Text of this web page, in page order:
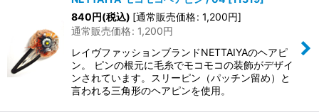
840円(税込) [通常販売価格: 1,200円]
通常販売価格: 1,200円
レイヴファッションブランドNETTAIYAのヘアピ
ン。 ピンの根元に毛糸でモコモコの装飾がデザイ
ンされています。スリーピン（パッチン留め）と
言われる三角形のヘアピンを使用。